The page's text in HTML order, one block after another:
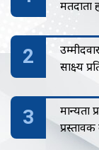
मतदाता
साक्ष्य
मान्यता